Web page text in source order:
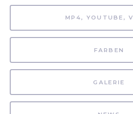
MP4, YOUTUBE,
FARBEN
GALERIE